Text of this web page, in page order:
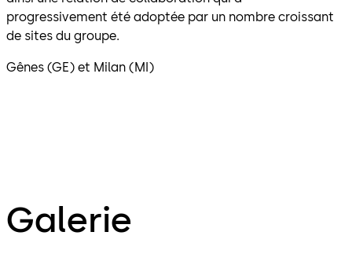
progressivement été adoptée par un nombre croissant
de sites du groupe.
Gênes (GE) et Milan (MI)
Galerie